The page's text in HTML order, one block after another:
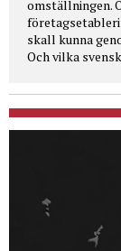
omställningen.
skall kunna
Och vilka